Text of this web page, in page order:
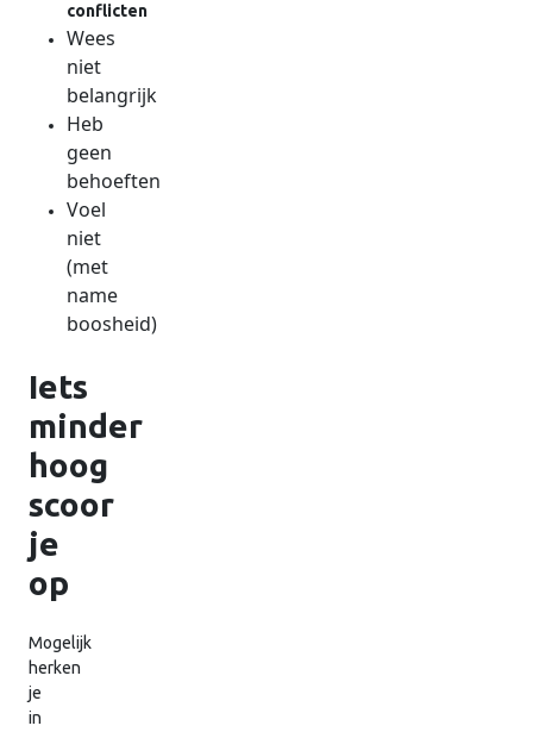
conflicten
Wees
niet
belangrijk
Heb
geen
behoeften
Voel
niet
(met
name
boosheid)
Iets
minder
hoog
scoor
je
op
Mogelijk
herken
je
in